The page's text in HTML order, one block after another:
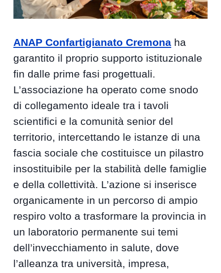
ANAP Confartigianato Cremona ha
garantito il proprio supporto istituzionale
fin dalle prime fasi progettuali.
L’associazione ha operato come snodo
di collegamento ideale tra i tavoli
scientifici e la comunità senior del
territorio, intercettando le istanze di una
fascia sociale che costituisce un pilastro
insostituibile per la stabilità delle famiglie
e della collettività. L’azione si inserisce
organicamente in un percorso di ampio
respiro volto a trasformare la provincia in
un laboratorio permanente sui temi
dell’invecchiamento in salute, dove
l’alleanza tra università, impresa,